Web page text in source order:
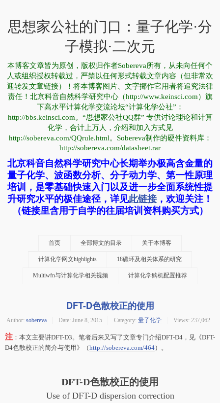
思想家公社的门口：量子化学·分
子模拟·二次元
本博客文章皆为原创，版权归作者Sobereva所有，从未向任何个
人或组织授权转载过，严禁以任何形式转载文章内容（但非常欢
迎转发文章链接）！将本博客图片、文字挪作它用者将追究法律
责任！北京科音自然科学研究中心（http://www.keinsci.com）旗
下高水平计算化学交流论坛“计算化学公社”：
http://bbs.keinsci.com。“思想家公社QQ群” 专供讨论理论和计算
化学，合计上万人，介绍和加入方式见
http://sobereva.com/QQrule.html。Sobereva制作的硬件资料库：
http://sobereva.com/datasheet.rar
北京科音自然科学研究中心长期举办极高含金量的
量子化学、波函数分析、分子动力学、第一性原理
培训，是零基础快速入门以及进一步全面系统性提
升研究水平的极佳途径，详见此链接，欢迎关注！
（链接里含用于自学的往届培训资料购买方式）
首页 全部博文的目录 关于本博客
计算化学网文highlights 18碳环及相关体系的研究
Multiwfn与计算化学相关视频 计算化学购机配置推荐
DFT-D色散校正的使用
Author: sobereva Date: June 8, 2015 Category: 量子化学 Views: 237,062
注 ：本文主要讲DFT-D3。笔者后来又写了文章专门介绍DFT-D4，见《DFT-
D4色散校正的简介与使用》（http://sobereva.com/464）。
DFT-D色散校正的使用
Use of DFT-D dispersion correction